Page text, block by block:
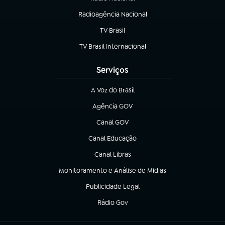
Radioagência Nacional
(abre em nova aba)
TV Brasil
(abre em nova aba)
TV Brasil Internacional
(abre em nova aba)
Serviços
A Voz do Brasil
(abre em nova aba)
Agência GOV
(abre em nova aba)
Canal GOV
(abre em nova aba)
Canal Educação
(abre em nova aba)
Canal Libras
(abre em nova aba)
Monitoramento e Análise de Mídias
(abre em nova aba)
Publicidade Legal
(abre em nova aba)
Rádio Gov
(abre em nova aba)